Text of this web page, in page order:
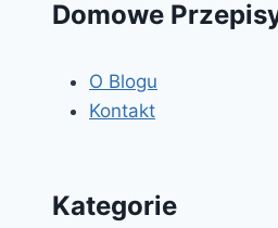
Domowe
O Blogu
Kontakt
Kategorie